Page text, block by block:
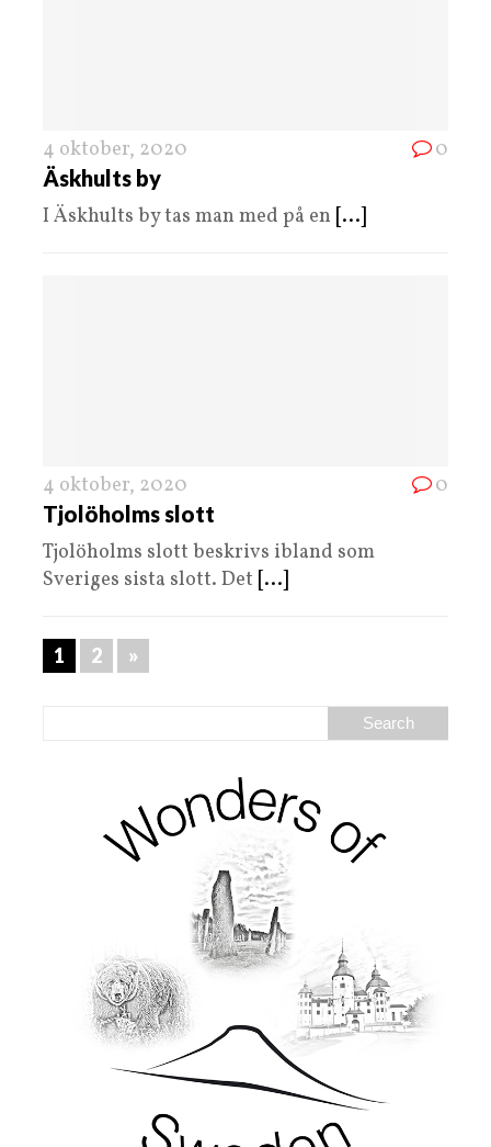
4 oktober, 2020 0
Äskhults by
I Äskhults by tas man med på en [...]
4 oktober, 2020 0
Tjolöholms slott
Tjolöholms slott beskrivs ibland som
Sveriges sista slott. Det [...]
1 2 »